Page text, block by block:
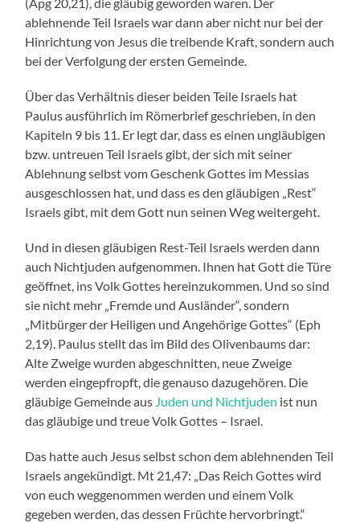
(Apg 20,21), die gläubig geworden waren. Der
ablehnende Teil Israels war dann aber nicht nur bei der
Hinrichtung von Jesus die treibende Kraft, sondern auch
bei der Verfolgung der ersten Gemeinde.
Über das Verhältnis dieser beiden Teile Israels hat
Paulus ausführlich im Römerbrief geschrieben, in den
Kapiteln 9 bis 11. Er legt dar, dass es einen ungläubigen
bzw. untreuen Teil Israels gibt, der sich mit seiner
Ablehnung selbst vom Geschenk Gottes im Messias
ausgeschlossen hat, und dass es den gläubigen „Rest“
Israels gibt, mit dem Gott nun seinen Weg weitergeht.
Und in diesen gläubigen Rest-Teil Israels werden dann
auch Nichtjuden aufgenommen. Ihnen hat Gott die Türe
geöffnet, ins Volk Gottes hereinzukommen. Und so sind
sie nicht mehr „Fremde und Ausländer“, sondern
„Mitbürger der Heiligen und Angehörige Gottes“ (Eph
2,19). Paulus stellt das im Bild des Olivenbaums dar:
Alte Zweige wurden abgeschnitten, neue Zweige
werden eingepfropft, die genauso dazugehören. Die
gläubige Gemeinde aus Juden und Nichtjuden ist nun
das gläubige und treue Volk Gottes – Israel.
Das hatte auch Jesus selbst schon dem ablehnenden Teil
Israels angekündigt. Mt 21,47: „Das Reich Gottes wird
von euch weggenommen werden und einem Volk
gegeben werden, das dessen Früchte hervorbringt.“